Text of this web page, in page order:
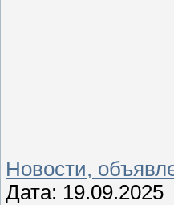
Новости,
Дата: 19.09.2025